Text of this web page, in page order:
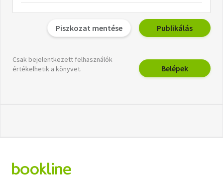
Piszkozat mentése Publikálás
Csak bejelentkezett felhasználók
értékelhetik a könyvet.
Belépek